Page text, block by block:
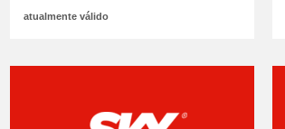
atualmente válido